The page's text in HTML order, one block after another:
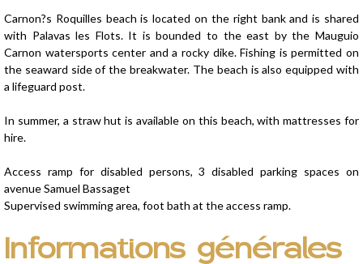
Carnon?s Roquilles beach is located on the right bank and is shared
with Palavas les Flots. It is bounded to the east by the Mauguio
Carnon watersports center and a rocky dike. Fishing is permitted on
the seaward side of the breakwater. The beach is also equipped with
a lifeguard post.
In summer, a straw hut is available on this beach, with mattresses for
hire.
Access ramp for disabled persons, 3 disabled parking spaces on
avenue Samuel Bassaget
Supervised swimming area, foot bath at the access ramp.
Informations générales